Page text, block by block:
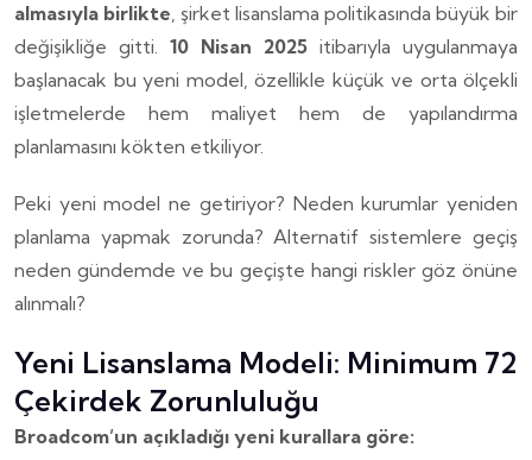
almasıyla birlikte, şirket lisanslama politikasında büyük bir
değişikliğe gitti. 10 Nisan 2025 itibarıyla uygulanmaya
başlanacak bu yeni model, özellikle küçük ve orta ölçekli
işletmelerde hem maliyet hem de yapılandırma
planlamasını kökten etkiliyor.
Peki yeni model ne getiriyor? Neden kurumlar yeniden
planlama yapmak zorunda? Alternatif sistemlere geçiş
neden gündemde ve bu geçişte hangi riskler göz önüne
alınmalı?
Yeni Lisanslama Modeli: Minimum 72
Çekirdek Zorunluluğu
Broadcom’un açıkladığı yeni kurallara göre: